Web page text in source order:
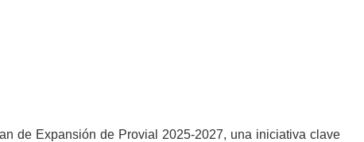
de Expansión de Provial 2025-2027, una iniciativa clave